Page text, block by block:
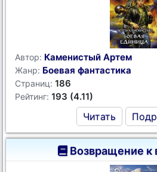
Автор: Каменистый Артем
Жанр: Боевая фантастика
Страниц: 186
Рейтинг: 193 (4.11)
Читать
Возвращение к